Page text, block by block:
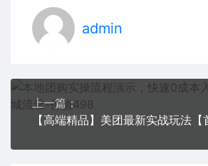
admin
上一篇：
【高端精品】美团最新实战玩法【